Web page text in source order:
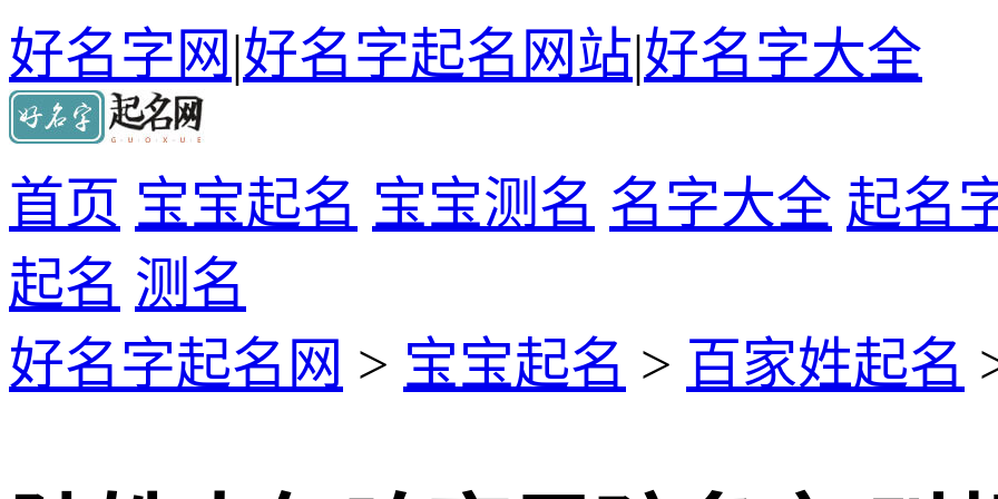
好名字网|好名字起名网站|好名字大全
首页 宝宝起名 宝宝测名 名字大全 起名
起名 测名
好名字起名网 > 宝宝起名 > 百家姓起名